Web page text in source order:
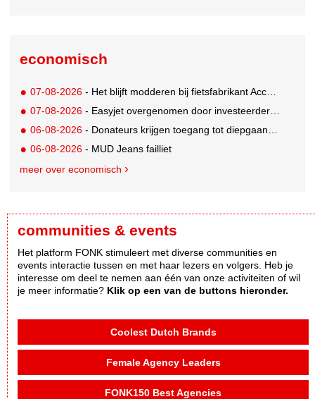
economisch
07-08-2026 - Het blijft modderen bij fietsfabrikant Accell. Krijgt uitstel van betaling
07-08-2026 - Easyjet overgenomen door investeerder Apollo
06-08-2026 - Donateurs krijgen toegang tot diepgaandere informatie over goede doelen
06-08-2026 - MUD Jeans failliet
meer over economisch
communities & events
Het platform FONK stimuleert met diverse communities en
events interactie tussen en met haar lezers en volgers. Heb je
interesse om deel te nemen aan één van onze activiteiten of wil
je meer informatie? Klik op een van de buttons hieronder.
Coolest Dutch Brands
Female Agency Leaders
FONK150 Best Agencies